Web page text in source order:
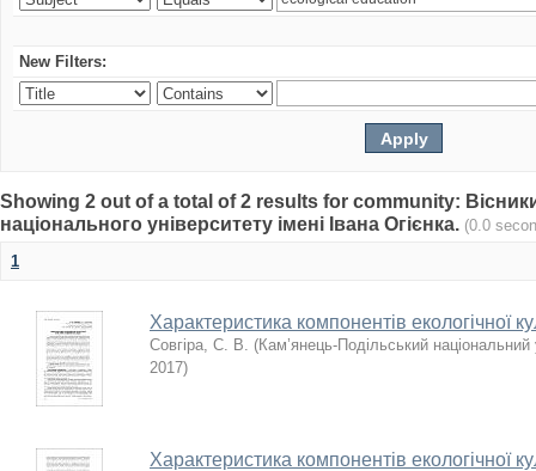
New Filters:
Showing 2 out of a total of 2 results for community:
національного університету імені Івана Огієнка. (0.0
1
Характеристика компонентів екологічної
Совгіра, С. В. (Кам’янець-Подільський національний
2017)
Характеристика компонентів екологічної